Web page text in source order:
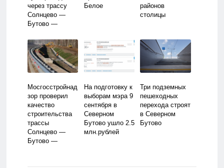
через трассу
Солнцево —
Бутово —
шоссе
Белое
районов
столицы
Мосгосстройнад
зор проверил
качество
строительства
трассы
Солнцево —
Бутово —
На подготовку к
выборам мэра 9
сентября в
Северном
Бутово ушло 2.5
млн.рублей
Три подземных
пешеходных
перехода строят
в Северном
Бутово